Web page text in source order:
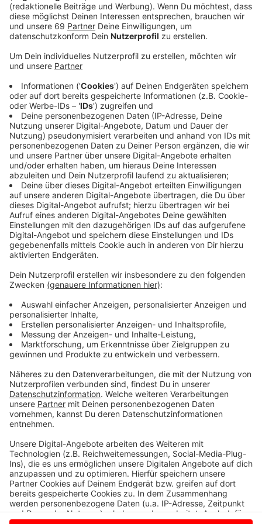
Veröffentlicht:Dienstag, 30.04.2019 15:30
Am Dienstag (30.04.) hat die LVM-Versicherung in
Münster Bilanz für 2018 gezogen. Auf 3,6 Milliarden
Euro sind die Betragseinnahmen angestiegen. Das war
ein Wachstum von 3,7 Prozent. Deutlich zulegen
konnte der Konzern vor allem bei KFZ-, Sach-,
Haftpflicht-, Rechtsschutz- und Unfallversicherungen.
Mehr als eine Million Neuverträge konnte die LVM-
Versicherung im vergangenen Jahr abschließen. Der
Jahresgewinn liegt bei 192 Millionen Euro. Das war
etwas weniger als im Jahr davor. Im vergangenen Jahr
hatte die LVM Versicherung aber auch Schäden von
rund 1,5 Milliarden Euro begleichen müssen: Allein
Sturm Friederike im Januar 2018 kostete die
Versicherung fast 80 Millionen Euro.
©LVM Versicherung/Bernd Schwabedissen
die Bilanz 2018 in einer Pressekonferenz vor.
Anzeige
Anzeige